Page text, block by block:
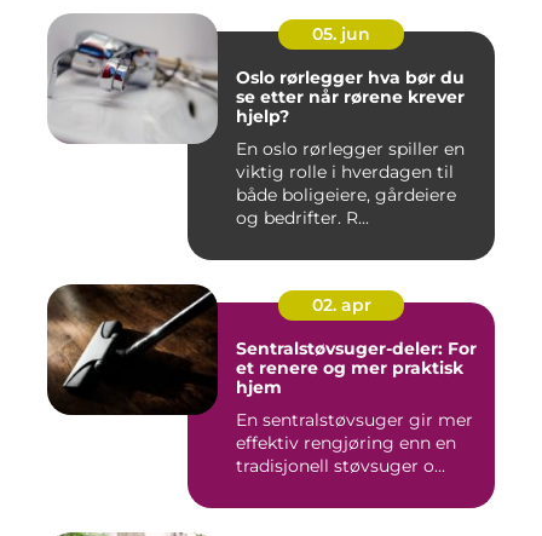
05. jun
Oslo rørlegger hva bør du
se etter når rørene krever
hjelp?
En oslo rørlegger spiller en
viktig rolle i hverdagen til
både boligeiere, gårdeiere
og bedrifter. R...
02. apr
Sentralstøvsuger-deler: For
et renere og mer praktisk
hjem
En sentralstøvsuger gir mer
effektiv rengjøring enn en
tradisjonell støvsuger o...